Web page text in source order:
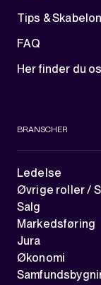
Tips &
FAQ
Her finder du os
BRANSCHER
Ledelse
Øvrige roller /
Salg
Markedsføring
Jura
Økonomi